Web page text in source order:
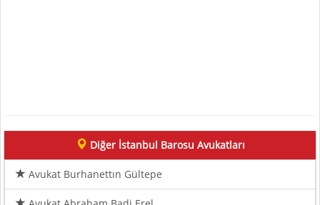
Diğer İstanbul Barosu Avukatları
Avukat Burhanettın Gültepe